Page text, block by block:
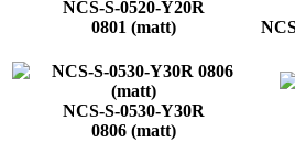
NCS-S-0520-Y20R
0801 (matt)
NCS-S-0530-Y30R
0806 (matt)